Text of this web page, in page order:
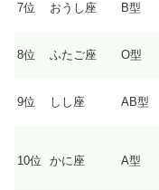
7位 おうし座 B型
8位 ふたご座 O型
9位 しし座 AB型
10位 かに座 A型